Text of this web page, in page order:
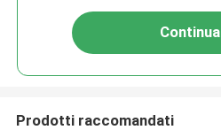
Continua
Prodotti raccomandati